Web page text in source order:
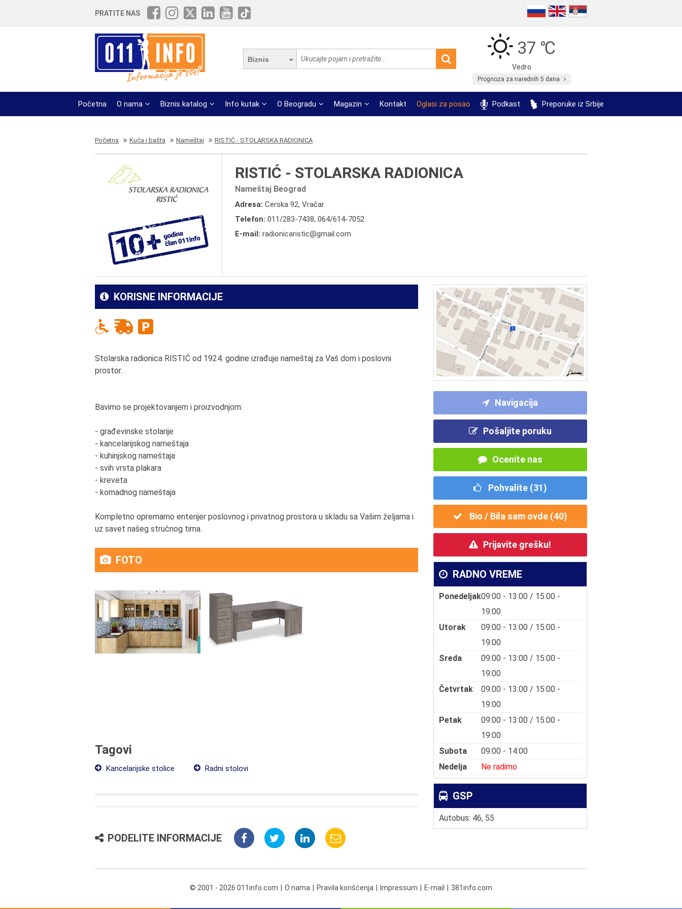
PRATITE NAS
Biznis
37 ℃
Vedro
Prognoza za narednih 5 dana
Početna O nama Biznis katalog Info kutak O Beogradu Magazin Kontakt Oglasi za posao Podkast Preporuke iz Srbije
Početna Kuća i bašta Nameštaj RISTIĆ - STOLARSKA RADIONICA
RISTIĆ - STOLARSKA RADIONICA
Nameštaj Beograd
Adresa: Cerska 92, Vračar
Telefon: 011/283-7438, 064/614-7052
E-mail: radionicaristic@gmail.com
Navigacija
Pošaljite poruku
Ocenite nas
Pohvalite (31)
Bio / Bila sam ovde (40)
Prijavite grešku!
RADNO VREME
Ponedeljak09:00 - 13:00 / 15:00 -
19:00
Utorak
09:00 - 13:00 / 15:00 -
19:00
Sreda
09:00 - 13:00 / 15:00 -
19:00
Četvrtak
09:00 - 13:00 / 15:00 -
19:00
Petak
09:00 - 13:00 / 15:00 -
19:00
Subota
09:00 - 14:00
Nedelja
Ne radimo
GSP
Autobus: 46, 55
KORISNE INFORMACIJE
Stolarska radionica RISTIĆ od 1924. godine izrađuje nameštaj za Vaš dom i poslovni
prostor.
Bavimo se projektovanjem i proizvodnjom:
- građevinske stolarije
- kancelarijskog nameštaja
- kuhinjskog nameštaja
- svih vrsta plakara
- kreveta
- komadnog nameštaja
Kompletno opremamo enterijer poslovnog i privatnog prostora u skladu sa Vašim željama i
uz savet našeg stručnog tima.
FOTO
Tagovi
Kancelarijske stolice Radni stolovi
PODELITE INFORMACIJE
© 2001 - 2026 011info.com O nama Pravila korišćenja Impressum E-mail 381info.com